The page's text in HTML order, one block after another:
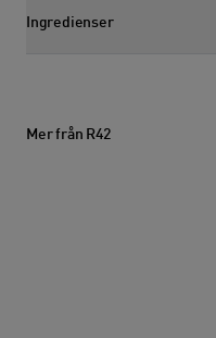
Ingredienser
Visa ingredienssektion
Mer från R42